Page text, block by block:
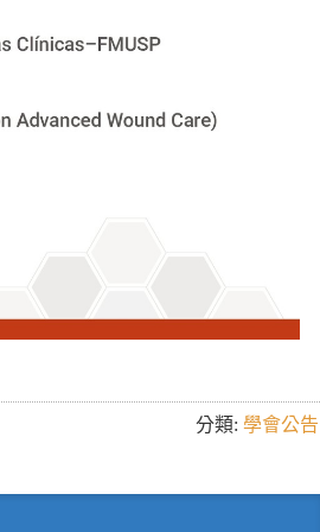
分類: 學會公告